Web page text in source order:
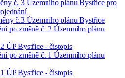
č. 3 Územního plánu Bystřice pro
č.3 Územního plánu Bystřice
po změně č. 2 Územního plánu
ÚP Bystřice - čistopis
po změně č. 1 Územního plánu
ÚP Bystřice - čistopis